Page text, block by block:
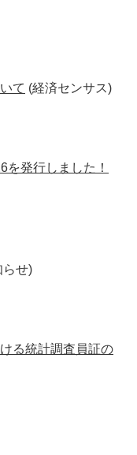
て (経済センサス)
発行しました！
らせ)
る統計調査員証の